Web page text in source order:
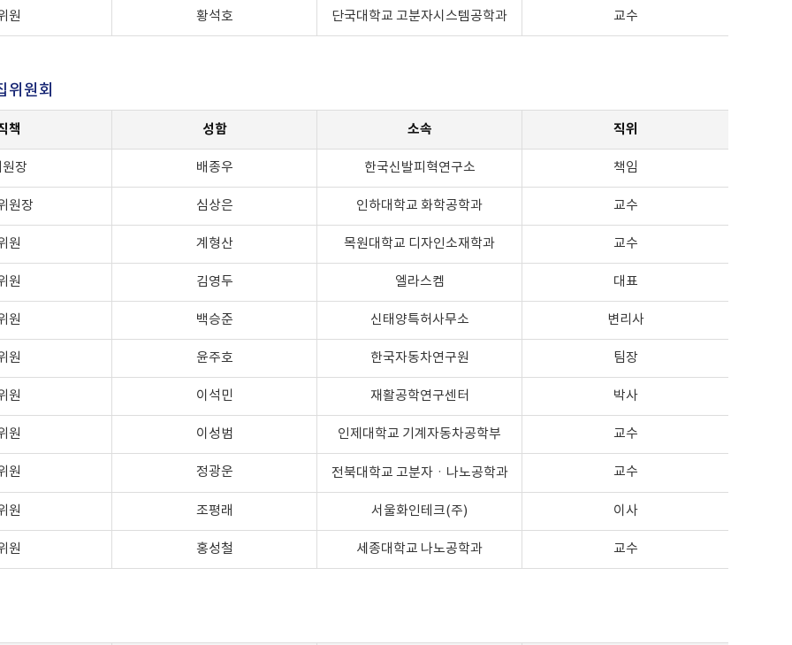
원 황석호 단국대학교 고분자시스템공학과 교수
위원회
책 성함 소속 직위
원장 배종우 한국신발피혁연구소 책임
원장 심상은 인하대학교 화학공학과 교수
원 계형산 목원대학교 디자인소재학과 교수
원 김영두 엘라스켐 대표
원 백승준 신태양특허사무소 변리사
원 윤주호 한국자동차연구원 팀장
원 이석민 재활공학연구센터 박사
원 이성범 인제대학교 기계자동차공학부 교수
원 정광운 전북대학교 고분자ㆍ나노공학과 교수
원 조평래 서울화인테크(주) 이사
원 홍성철 세종대학교 나노공학과 교수